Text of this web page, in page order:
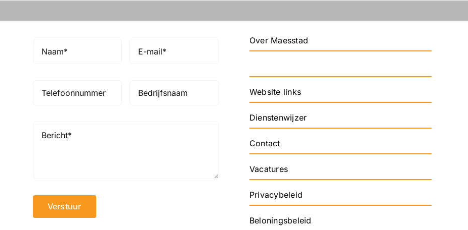
Verstuur
Over Maesstad
Website links
Dienstenwijzer
Contact
Vacatures
Privacybeleid
Beloningsbeleid